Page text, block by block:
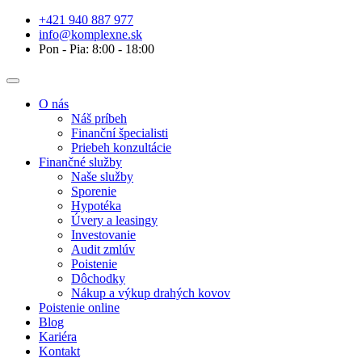
+421 940 887 977
info@komplexne.sk
Pon - Pia: 8:00 - 18:00
O nás
Náš príbeh
Finanční špecialisti
Priebeh konzultácie
Finančné služby
Naše služby
Sporenie
Hypotéka
Úvery a leasingy
Investovanie
Audit zmlúv
Poistenie
Dôchodky
Nákup a výkup drahých kovov
Poistenie online
Blog
Kariéra
Kontakt